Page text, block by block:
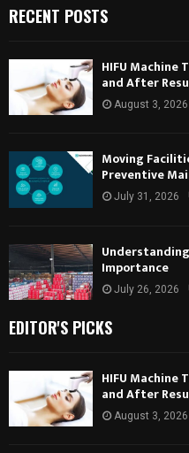
RECENT POSTS
HIFU
and After
August 3, 2026
Moving
Preventive
July 31, 2026
Importance
July 26, 2026
EDITOR'S PICKS
HIFU
and After
August 3, 2026